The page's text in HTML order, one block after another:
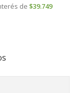
de $39.749